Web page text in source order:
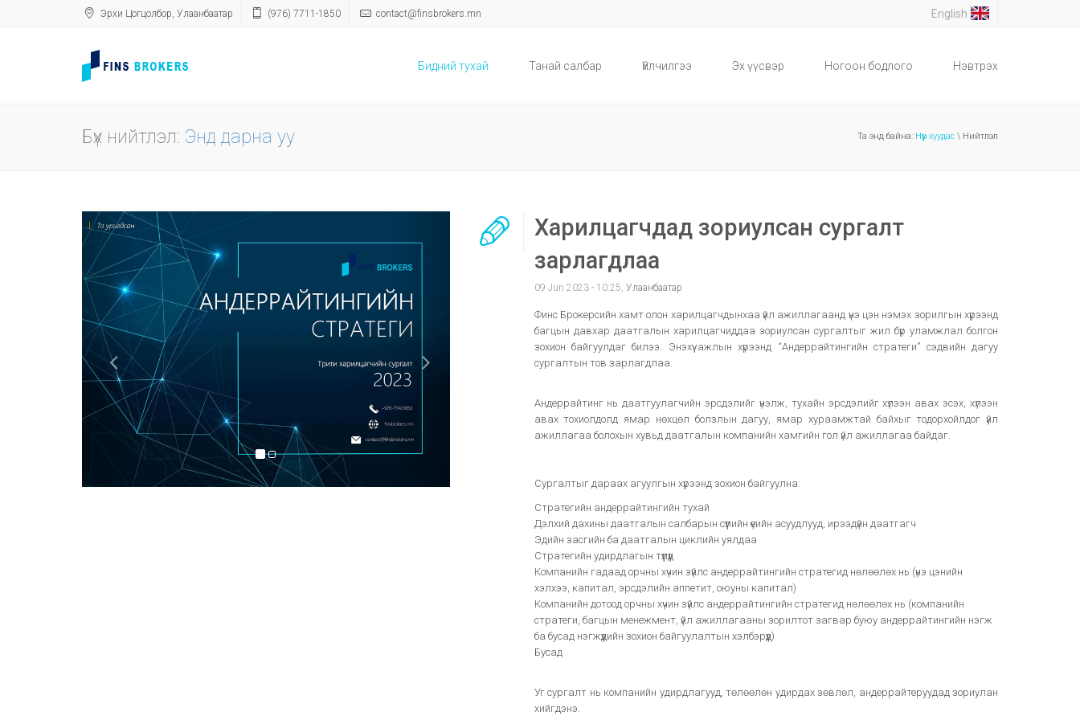
Эрхи Цогцолбор, Улаанбаатар (976) 7711-1850 contact@finsbrokers.mn English
Бидний тухай Танай салбар Үйлчилгээ Эх үүсвэр Ногоон бодлого Нэвтрэх
Бүх нийтлэл: Энд дарна уу Та энд байна: Нүүр хуудас \ Нийтлэл
Харилцагчдад зориулсан сургалт
зарлагдлаа
09 Jun 2023 - 10:25, Улаанбаатар
Финс Брокерсийн хамт олон харилцагчдынхаа үйл ажиллагаанд үнэ цэн нэмэх зорилгын хүрээнд
багцын давхар даатгалын харилцагчиддаа зориулсан сургалтыг жил бүр уламжлал болгон
зохион байгуулдаг билээ. Энэхүү ажлын хүрээнд “Андеррайтингийн стратеги” сэдвийн дагуу
сургалтын тов зарлагдлаа.
Андеррайтинг нь даатгуулагчийн эрсдэлийг үнэлж, тухайн эрсдэлийг хүлээн авах эсэх, хүлээн
авах тохиолдолд ямар нөхцөл болзлын дагуу, ямар хураамжтай байхыг тодорхойлдог үйл
ажиллагаа болохын хувьд даатгалын компанийн хамгийн гол үйл ажиллагаа байдаг.
Сургалтыг дараах агуулгын хүрээнд зохион байгуулна:
Стратегийн андеррайтингийн тухай
Дэлхий дахины даатгалын салбарын сүүлийн үеийн асуудлууд, ирээдүйн даатгагч
Эдийн засгийн ба даатгалын циклийн уялдаа
Стратегийн удирдлагын түүлүүд
Компанийн гадаад орчны хүчин зүйлс андеррайтингийн стратегид нөлөөлөх нь (үнэ цэнийн
хэлхээ, капитал, эрсдэлийн аппетит, оюуны капитал)
Компанийн дотоод орчны хүчин зүйлс андеррайтингийн стратегид нөлөөлөх нь (компанийн
стратеги, багцын менежмент, үйл ажиллагааны зорилтот загвар буюу андеррайтингийн нэгж
ба бусад нэгжүүдийн зохион байгуулалтын хэлбэрүүд)
Бусад
Уг сургалт нь компанийн удирдлагууд, төлөөлөн удирдах зөвлөл, андеррайтеруудад зориулан
хийгдэнэ.